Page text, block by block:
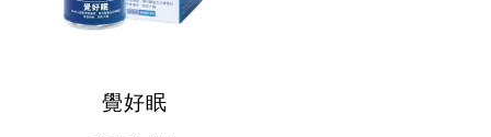
覺好眠